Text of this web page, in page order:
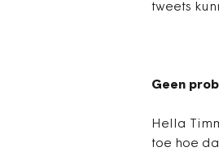
tweets
Geen
Hella
toe hoe